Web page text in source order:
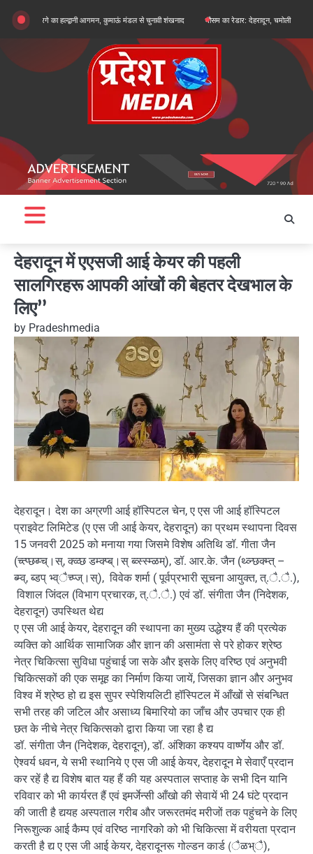
Skip
content
खरगे का हल्द्वानी आगमन, कुमाऊं मंडल से चुनावी शंखनाद मौसम का रेडार: देहरादून, चमोली और बागेश्वर में
देहरादून में एएसजी आई केयर की पहली
सालगिरहरू आपकी आंखों की बेहतर देखभाल के
लिए”
by Pradeshmedia
देहरादून। देश का अग्रणी आई हॉस्पिटल चेन, ए एस जी आई हॉस्पिटल
प्राइवेट लिमिटेड (ए एस जी आई केयर, देहरादून) का प्रथम स्थापना दिवस
15 जनवरी 2025 को मनाया गया जिसमे विशेष अतिथि डॉ. गीता जैन
(च्त्प्छब्प्च्।स्, क्व्व्छ डम्क्प्ब्।स् ब्व्स्स्म्ळम्), डॉ. आर.के. जैन (थ्व्न्छक्म्त् –
ब्म्व्, ब्डप् भ्व्ैच्प्ज्।स्), विवेक शर्मा ( पूर्वप्रभारी सूचना आयुक्त, त्.ै.ै.),
विशाल जिंदल (विभाग प्रचारक, त्.ै.ै.) एवं डॉ. संगीता जैन (निदेशक,
देहरादून) उपस्थित थेद्य
ए एस जी आई केयर, देहरादून की स्थापना का मुख्य उद्धेश्य हैं की प्रत्येक
व्यक्ति को आर्थिक सामाजिक और ज्ञान की असामंता से परे होकर श्रेष्ठ
नेत्र चिकित्सा सुविधा पहुंचाई जा सके और इसके लिए वरिष्ठ एवं अनुभवी
चिकित्सकों की एक समूह का निर्माण किया जायें, जिसका ज्ञान और अनुभव
विश्व में श्रेष्ठ हो द्य इस सुपर स्पेशियलिटी हॉस्पिटल में आँखों से संबन्धित
सभी तरह की जटिल और असाध्य बिमारियो का जाँच और उपचार एक ही
छत के नीचे नेत्र चिकित्सको द्वारा किया जा रहा है द्य
डॉ. संगीता जैन (निदेशक, देहरादून), डॉ. अंशिका कश्यप वार्ष्णेय और डॉ.
ऐश्वर्य धवन, ये सभी स्थानिये ए एस जी आई केयर, देहरादून मे सेवाएँ प्रदान
कर रहें है द्य विशेष बात यह हैं की यह अस्पताल सप्ताह के सभी दिन यानि
रविवार को भी कार्यरत हैं एवं इमर्जेन्सी आँखो की सेवायें भी 24 घंटे प्रदान
की जाती है द्ययह अस्पताल गरीब और जरूरतमंद मरीजों तक पहुंचने के लिए
निरूशुल्क आई कैम्प एवं वरिष्ठ नागरिको को भी चिकित्सा में वरीयता प्रदान
करती है द्य ए एस जी आई केयर, देहरादूनरू गोल्डन कार्ड (ैळभ्ै),